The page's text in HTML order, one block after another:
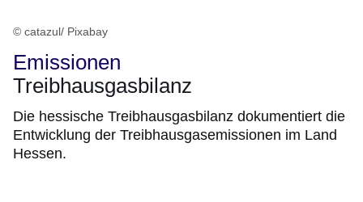
© catazul/ Pixabay
Emissionen
Treibhausgasbilanz
Die hessische Treibhausgasbilanz dokumentiert die
Entwicklung der Treibhausgasemissionen im Land
Hessen.